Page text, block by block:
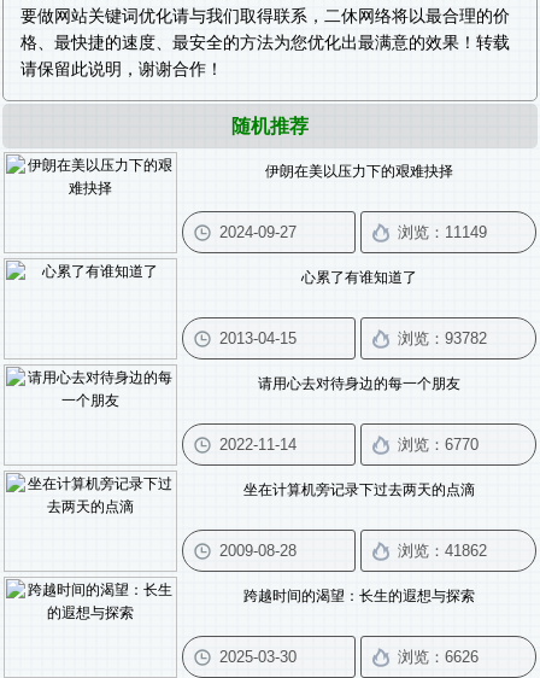
要做网站关键词优化请与我们取得联系，二休网络将以最合理的价
格、最快捷的速度、最安全的方法为您优化出最满意的效果！转载
请保留此说明，谢谢合作！
随机推荐
伊朗在美以压力下的艰难抉择
心累了有谁知道了
请用心去对待身边的每一个朋友
坐在计算机旁记录下过去两天的点滴
跨越时间的渴望：长生的遐想与探索